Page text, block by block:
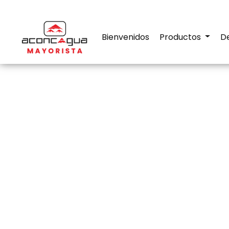
Bienvenidos Productos